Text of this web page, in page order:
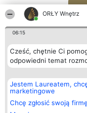
ORŁY Wnętrz
06:15
Cześć, chętnie Ci
odpowiedni temat
Jestem Laureatem,
marketingowe
Chcę zgłosić swoją
Organizator plebiscytu
Bright Side Solutions sp. z o.
o. sp. k.
ul. Ruska 22
Wrocław 50-079